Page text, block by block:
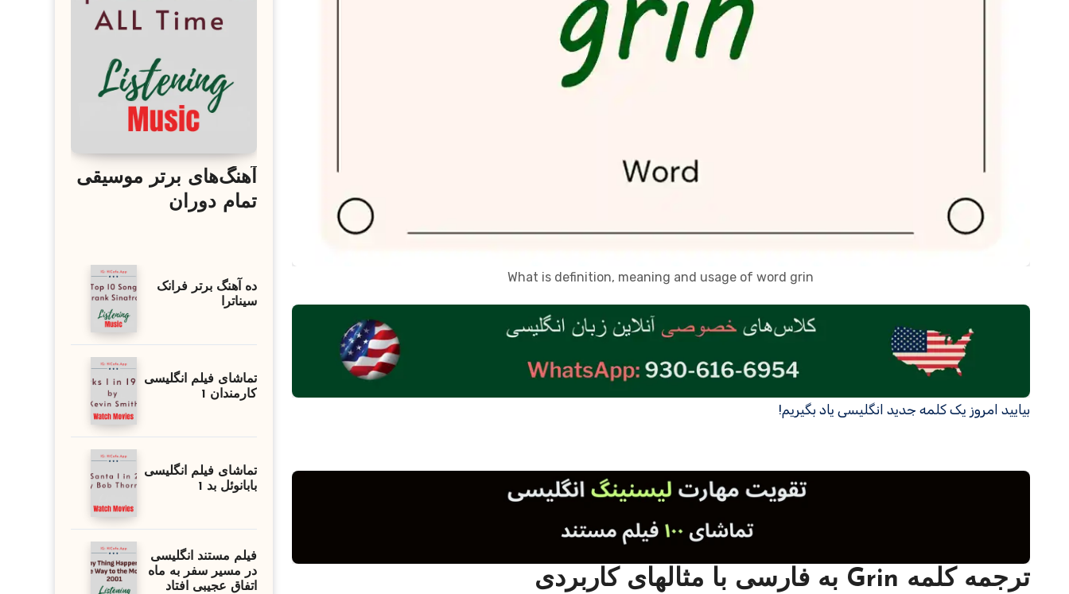
What is definition, meaning and usage of word grin
بیایید امروز یک کلمه جدید انگلیسی یاد بگیریم!
ترجمه کلمه Grin به فارسی با مثالهای کاربردی
آهنگ‌های برتر موسیقی
تمام دوران
ده آهنگ برتر فرانک
سیناترا
تماشای فیلم انگلیسی
کارمندان 1
تماشای فیلم انگلیسی
بابانوئل بد 1
فیلم مستند انگلیسی
در مسیر سفر به ماه
اتفاق عجیبی افتاد